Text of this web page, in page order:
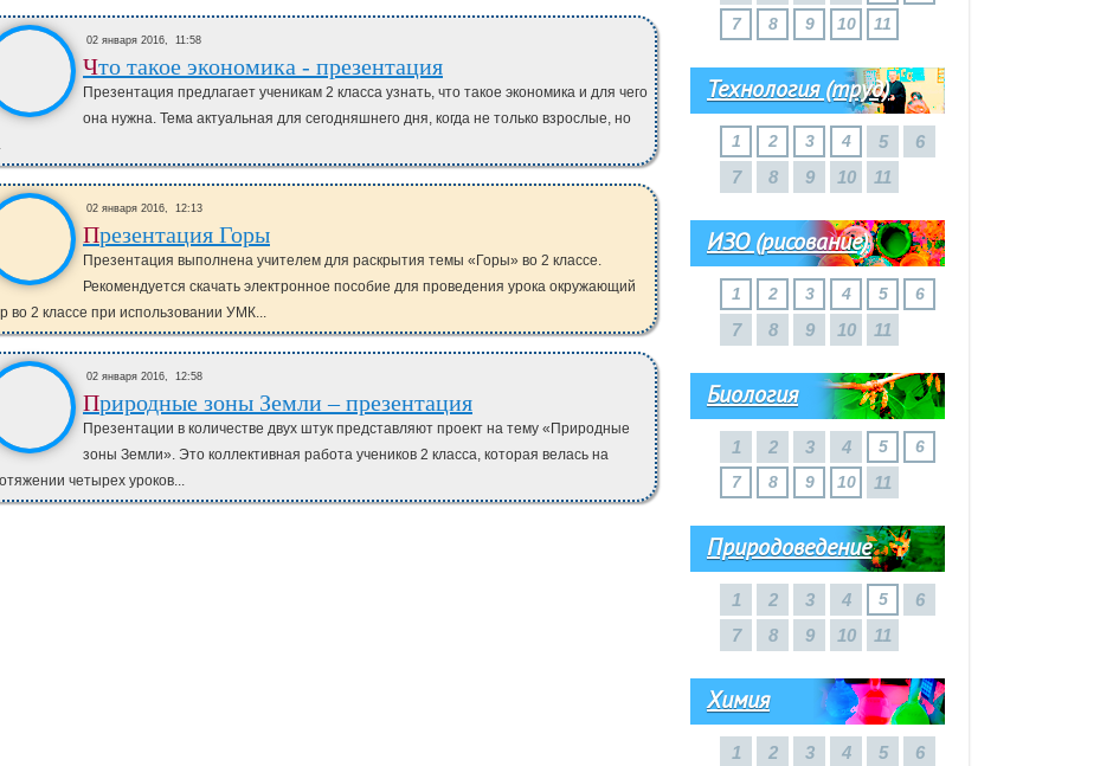
02 января 2016, 11:58
Что такое экономика - презентация
Презентация предлагает ученикам 2 класса узнать, что такое экономика и для чего
она нужна. Тема актуальная для сегодняшнего дня, когда не только взрослые, но
02 января 2016, 12:13
Презентация Горы
Презентация выполнена учителем для раскрытия темы «Горы» во 2 классе.
Рекомендуется скачать электронное пособие для проведения урока окружающий
во 2 классе при использовании УМК...
02 января 2016, 12:58
Природные зоны Земли – презентация
Презентации в количестве двух штук представляют проект на тему «Природные
зоны Земли». Это коллективная работа учеников 2 класса, которая велась на
четырех уроков...
7
8 9 10 11
Технология (труд)
1 2 3 4 5
6
7
8 9 10 11
ИЗО (рисование)
1 2 3 4 5 6
7 8 9 10 11
Биология
1 2 3 4 5
6
7
8 9 10 11
Природоведение
1 2 3 4 5
6
7
8 9 10 11
Химия
1 2 3 4 5
6